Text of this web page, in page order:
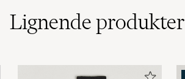
Lignendeprodukter